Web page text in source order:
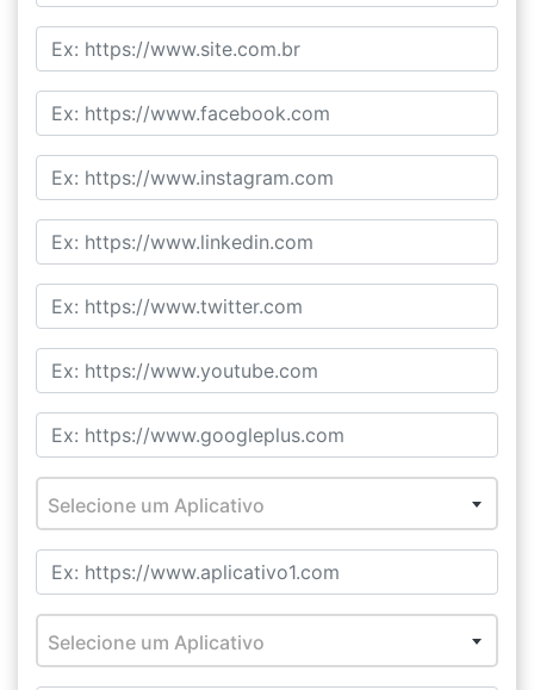
Selecione um Aplicativo
Selecione um Aplicativo